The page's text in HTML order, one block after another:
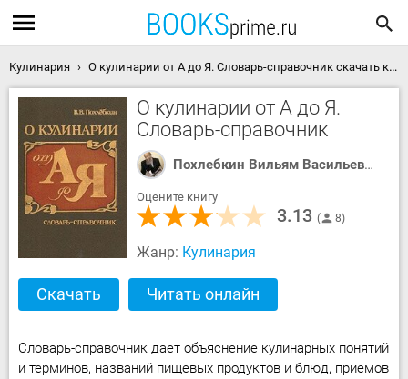
Кулинария О кулинарии от А до Я. Словарь-справочник скачать книгу
О кулинарии от А до Я.
Словарь-справочник
Похлебкин Вильям Васильевич
Оцените книгу
3.13 8
Жанр: Кулинария
Скачать Читать онлайн
Словарь-справочник дает объяснение кулинарных понятий
и терминов, названий пищевых продуктов и блюд, приемов